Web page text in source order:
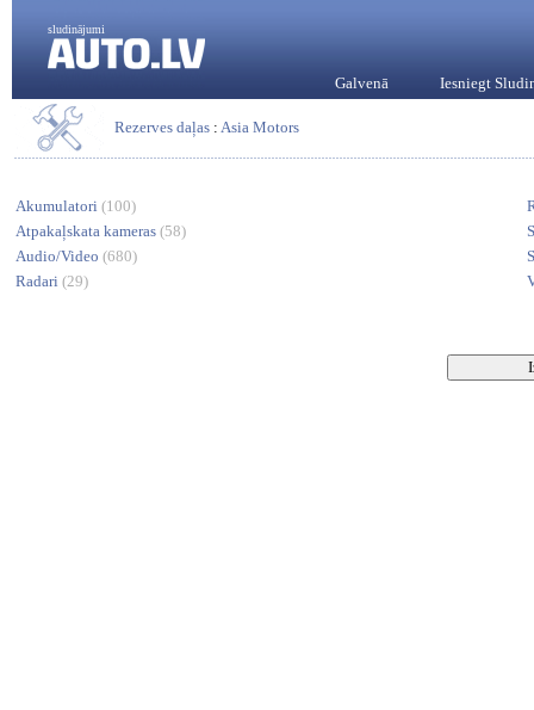
sludinājumi
Galvenā Iesniegt
Rezerves daļas : Asia Motors
Akumulatori (100)
Atpakaļskata kameras (58)
Audio/Video (680)
Radari (29)